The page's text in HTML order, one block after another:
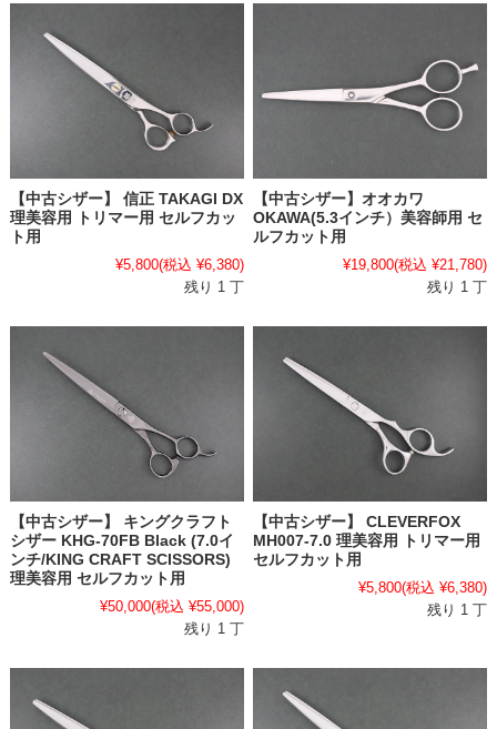
【中古シザー】 信正 TAKAGI DX
理美容用 トリマー用 セルフカッ
ト用
¥5,800(税込 ¥6,380)
残り 1 丁
【中古シザー】オオカワ
OKAWA(5.3インチ）美容師用 セ
ルフカット用
¥19,800(税込 ¥21,780)
残り 1 丁
【中古シザー】 キングクラフト
シザー KHG-70FB Black (7.0イ
ンチ/KING CRAFT SCISSORS)
理美容用 セルフカット用
¥50,000(税込 ¥55,000)
残り 1 丁
【中古シザー】 CLEVERFOX
MH007-7.0 理美容用 トリマー用
セルフカット用
¥5,800(税込 ¥6,380)
残り 1 丁